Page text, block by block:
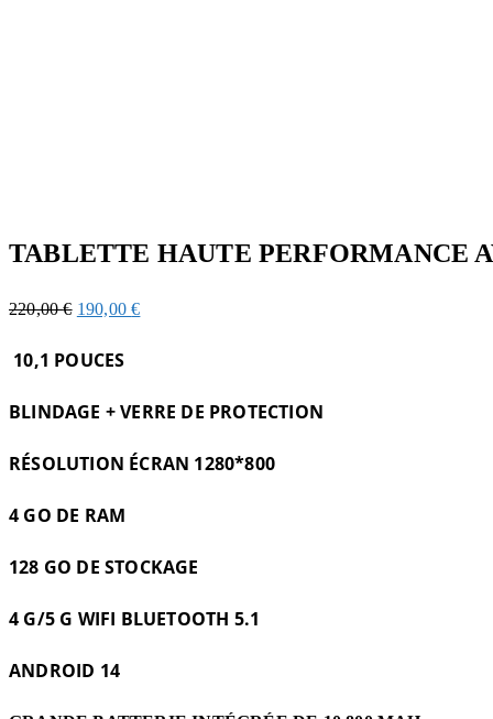
TABLETTE HAUTE PERFORMANCE
220,00€ 190,00€
10,1 POUCES
BLINDAGE + VERRE DE PROTECTION
RÉSOLUTION ÉCRAN 1280*800
4 GO DE RAM
128 GO DE STOCKAGE
4 G/5 G WIFI BLUETOOTH 5.1
ANDROID 14